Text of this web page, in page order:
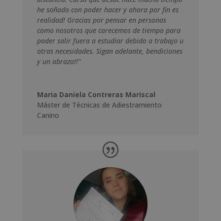
he soñado con poder hacer y ahora por fin es
realidad! Gracias por pensar en personas
como nosotros que carecemos de tiempo para
poder salir fuera a estudiar debido a trabajo u
otras necesidades. Sigan adelante, bendiciones
y un abrazo!!”
Maria Daniela Contreras Mariscal
Máster de Técnicas de Adiestramiento
Canino